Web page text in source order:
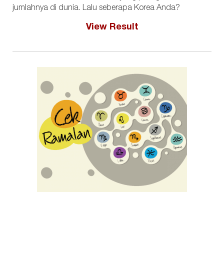
jumlahnya di dunia. Lalu seberapa Korea Anda?
View Result